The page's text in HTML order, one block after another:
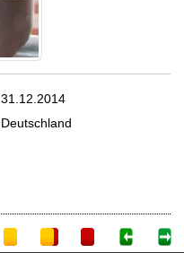
31.12.2014
Deutschland